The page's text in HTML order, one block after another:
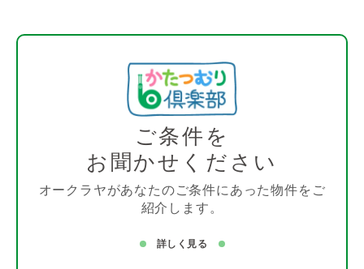
ご条件を
お聞かせください
オークラヤがあなたのご条件にあった物件をご
紹介します。
詳しく見る